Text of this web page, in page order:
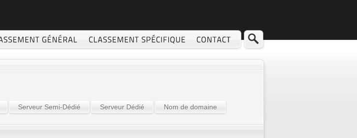
Serveur Semi-Dédié Serveur Dédié Nom de domaine